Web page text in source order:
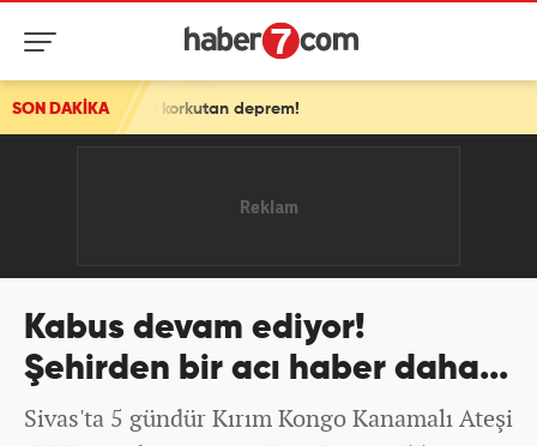
SON DAKİKA
deprem!
Kabus devam ediyor!
Şehirden bir acı haber daha...
Sivas'ta 5 gündür Kırım Kongo Kanamalı Ateşi